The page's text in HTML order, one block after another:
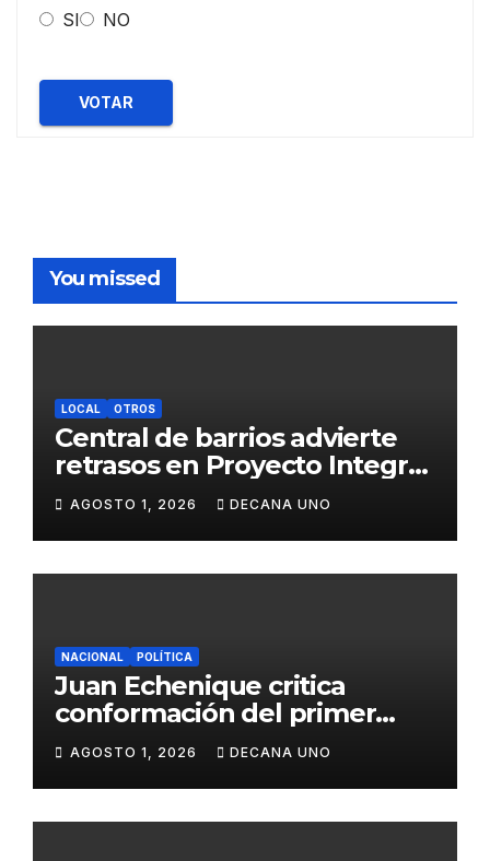
SI NO
VOTAR
You missed
LOCAL OTROS
Central de barrios advierte
retrasos en Proyecto Integral
de Agua y Alcantarillado para
Juliaca
AGOSTO 1, 2026 DECANA UNO
NACIONAL POLÍTICA
Juan Echenique critica
conformación del primer
gabinete ministerial de Keiko
Fujimori
AGOSTO 1, 2026 DECANA UNO